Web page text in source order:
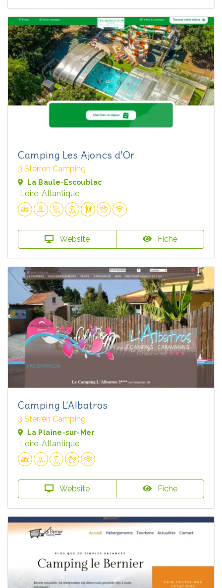
Camping Les Ajoncs d'Or
3 Sterren Camping
La Baule-Escoublac
Loire-Atlantique
Website Fiche
Camping L'Albatros
3 Sterren Camping
La Plaine-sur-Mer
Loire-Atlantique
Website Fiche